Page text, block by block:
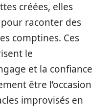
créées, elles
raconter des
comptines. Ces
le
et la confiance
être l’occasion
improvisés en